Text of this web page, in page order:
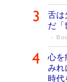
舌は
だ「
心を
みれ
時代